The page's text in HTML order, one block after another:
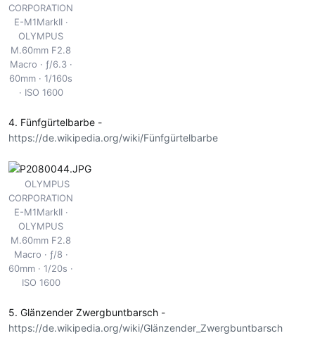
CORPORATION
E-M1MarkII
OLYMPUS
M.60mm F2.8
Macro
ƒ/6.3
60mm
1/160s
ISO 1600
4. Fünfgürtelbarbe -
https://de.wikipedia.org/wiki/Fünfgürtelbarbe
OLYMPUS
CORPORATION
E-M1MarkII
OLYMPUS
M.60mm F2.8
Macro
ƒ/8
60mm
1/20s
ISO 1600
5. Glänzender Zwergbuntbarsch -
https://de.wikipedia.org/wiki/Glänzender_Zwergbuntbarsch